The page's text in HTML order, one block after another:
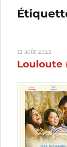
12 août 2022
Louloute